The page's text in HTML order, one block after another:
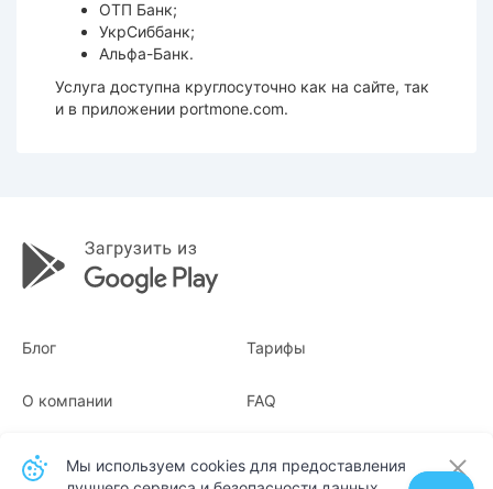
ОТП Банк;
УкрСиббанк;
Альфа-Банк.
Услуга доступна круглосуточно как на сайте, так
и в приложении portmone.com.
Блог Тарифы
О компании
Квитанции
FAQ
Мы используем cookies для предоставления